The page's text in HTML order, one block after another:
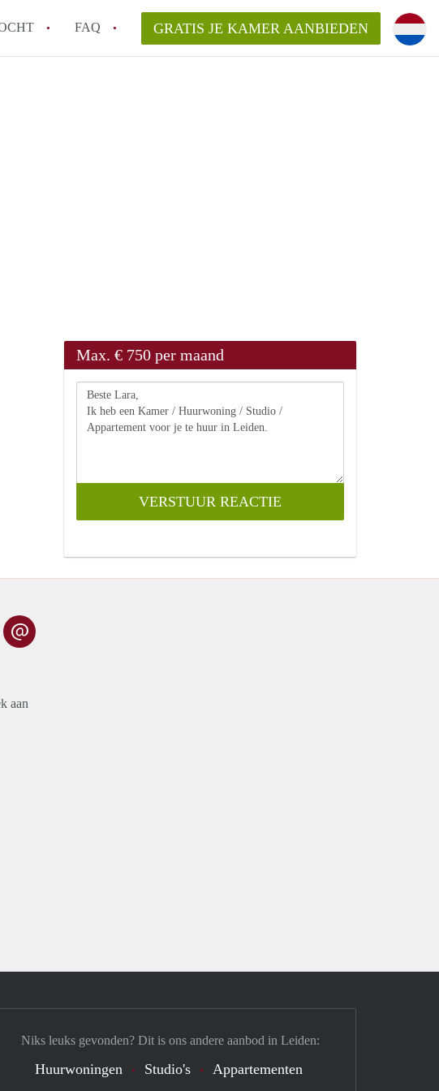
FAQ GRATIS JE KAMER AANBIEDEN
Max. € 750 per maand
aan
Niks leuks gevonden? Dit is ons andere aanbod in Leiden:
Huurwoningen Studio's Appartementen